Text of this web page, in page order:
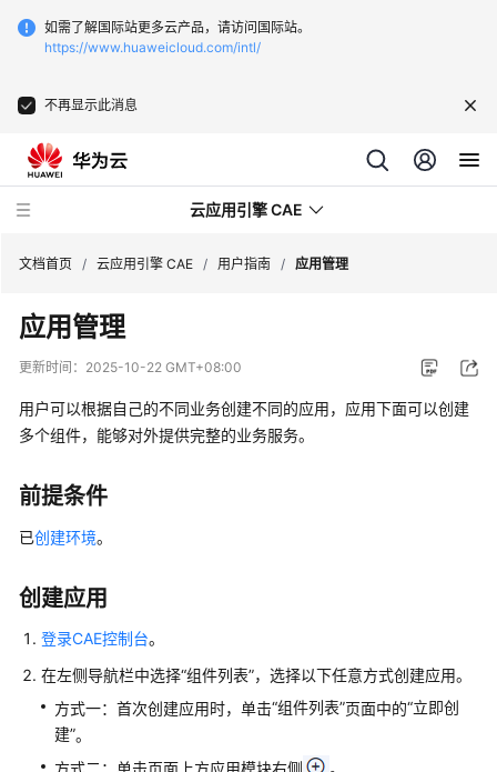
如需了解国际站更多云产品，请访问国际站。
https://www.huaweicloud.com/intl/
不再显示此消息
云应用引擎 CAE
最
新
态
品
介
绍
计
费
说
快
速
文档首页 / 云应用引擎 CAE / 用户指南 / 应用管理
应用管理
更新时间： 2025-10-22 GMT+08:00
用户可以根据自己的不同业务创建不同的应用，应用下面可以创建
多个组件，能够对外提供完整的业务服务。
前提条件
已创建环境。
创建应用
登录CAE控制台。
在左侧导航栏中选择“组件列表”，选择以下任意方式创建应用。
方式一：首次创建应用时，单击“组件列表”页面中的“立即创
建”。
方式二：单击页面上方应用模块右侧
。